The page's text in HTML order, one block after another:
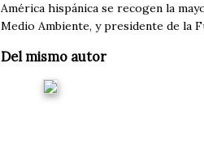
América hispánica se recogen la
Medio Ambiente, y presidente de la
Del mismo autor